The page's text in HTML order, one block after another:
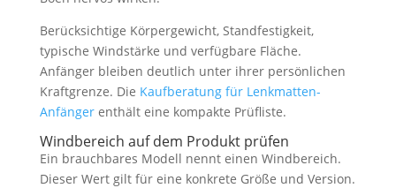
Berücksichtige Körpergewicht, Standfestigkeit,
typische Windstärke und verfügbare Fläche.
Anfänger bleiben deutlich unter ihrer persönlichen
Kraftgrenze. Die Kaufberatung für Lenkmatten-
Anfängerenthält eine kompakte Prüfliste.
Windbereich auf dem Produkt prüfen
Ein brauchbares Modell nennt einen Windbereich.
Dieser Wert gilt für eine konkrete Größe und Version.